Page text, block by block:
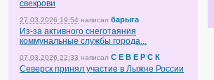
свекрови
27.03.2026 19:54 написал барыга
Из-за активного снеготаяния
коммунальные службы города...
07.03.2026 22:33 написал С Е В Е Р С К
Северск принял участие в Лыжне России